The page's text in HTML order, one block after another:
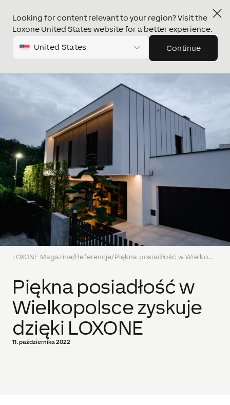
Looking for content relevant to your region? Visit the
Loxone United States website for a better experience.
United States Continue
LOXONE Magazine/Referencje/ Piękna posiadłość w Wielkopolsce zyskuje dzięki LOXONE
Piękna posiadłość w
Wielkopolsce zyskuje
dzięki LOXONE
11. października 2022